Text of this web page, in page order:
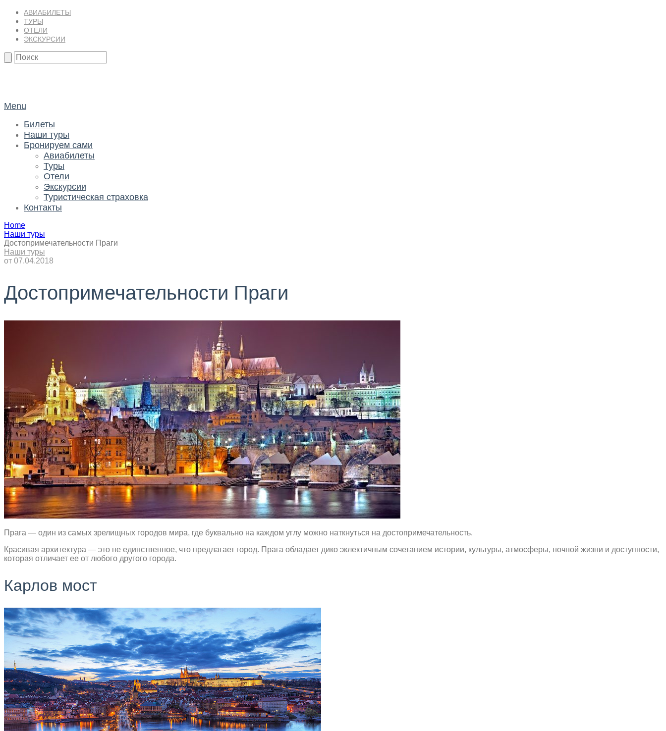
АВИАБИЛЕТЫ
ТУРЫ
ОТЕЛИ
ЭКСКУРСИИ
Menu
Билеты
Наши туры
Бронируем сами
Авиабилеты
Туры
Отели
Экскурсии
Туристическая страховка
Контакты
Home
Наши туры
Достопримечательности Праги
Наши туры
от 07.04.2018
Достопримечательности Праги
Прага — один из самых зрелищных городов мира, где буквально на каждом углу можно наткнуться на достопримечательность.
Красивая архитектура — это не единственное, что предлагает город. Прага обладает дико эклектичным сочетанием истории, культуры, атмосферы, ночной жизни и доступности,
которая отличает ее от любого другого города.
Карлов мост